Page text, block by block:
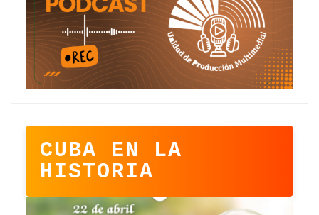
CUBA EN LA
HISTORIA